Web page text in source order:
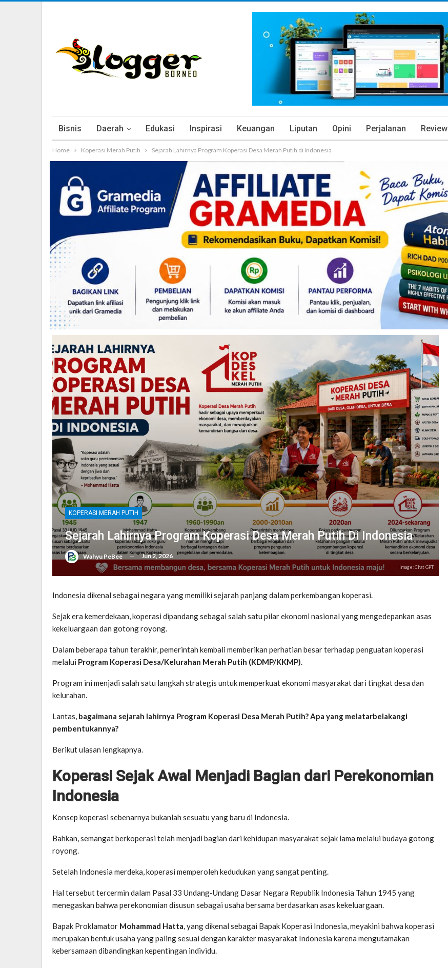
Bisnis Daerah Edukasi Inspirasi Keuangan Liputan Opini Perjalanan Review
Home Koperasi Merah Putih Sejarah Lahirnya Program Koperasi Desa Merah Putih di Indonesia
KOPERASI MERAH PUTIH
Sejarah Lahirnya Program Koperasi Desa Merah Putih Di Indonesia
Wahyu PeBee Jun 2, 2026
Image: Chat GPT
Indonesia dikenal sebagai negara yang memiliki sejarah panjang dalam perkembangan koperasi.
Sejak era kemerdekaan, koperasi dipandang sebagai salah satu pilar ekonomi nasional yang mengedepankan asas
kekeluargaan dan gotong royong.
Dalam beberapa tahun terakhir, pemerintah kembali memberikan perhatian besar terhadap penguatan koperasi
melalui Program Koperasi Desa/Kelurahan Merah Putih (KDMP/KKMP).
Program ini menjadi salah satu langkah strategis untuk memperkuat ekonomi masyarakat dari tingkat desa dan
kelurahan.
Lantas, bagaimana sejarah lahirnya Program Koperasi Desa Merah Putih? Apa yang melatarbelakangi
pembentukannya?
Berikut ulasan lengkapnya.
Koperasi Sejak Awal Menjadi Bagian dari Perekonomian
Indonesia
Konsep koperasi sebenarnya bukanlah sesuatu yang baru di Indonesia.
Bahkan, semangat berkoperasi telah menjadi bagian dari kehidupan masyarakat sejak lama melalui budaya gotong
royong.
Setelah Indonesia merdeka, koperasi memperoleh kedudukan yang sangat penting.
Hal tersebut tercermin dalam Pasal 33 Undang-Undang Dasar Negara Republik Indonesia Tahun 1945 yang
menegaskan bahwa perekonomian disusun sebagai usaha bersama berdasarkan asas kekeluargaan.
Bapak Proklamator Mohammad Hatta, yang dikenal sebagai Bapak Koperasi Indonesia, meyakini bahwa koperasi
merupakan bentuk usaha yang paling sesuai dengan karakter masyarakat Indonesia karena mengutamakan
kebersamaan dibandingkan kepentingan individu.